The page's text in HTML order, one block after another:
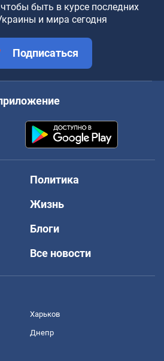
быть в курсе последних
и мира сегодня
Подписаться
Политика
Жизнь
Блоги
Все новости
Харьков
Днепр